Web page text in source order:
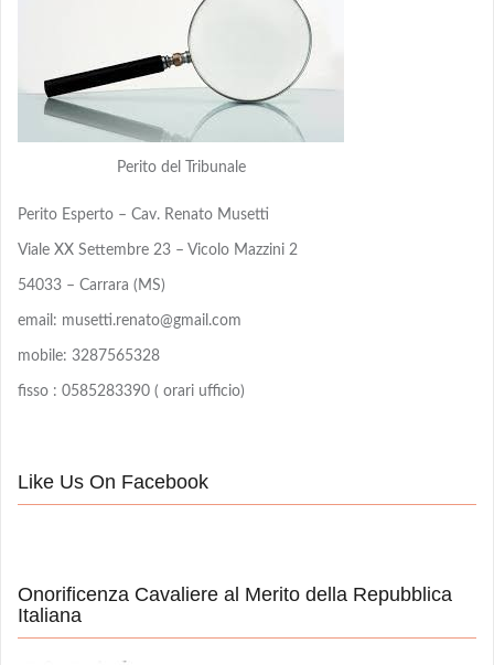
Perito del Tribunale
Perito Esperto – Cav. Renato Musetti
Viale XX Settembre 23 – Vicolo Mazzini 2
54033 – Carrara (MS)
email: musetti.renato@gmail.com
mobile: 3287565328
fisso : 0585283390 ( orari ufficio)
Like Us On Facebook
Onorificenza Cavaliere al Merito della Repubblica
Italiana